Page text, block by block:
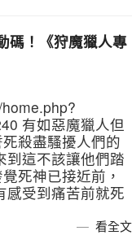
碼！《狩魔獵人專
有如惡魔獵人但
殺盡騷擾人們的
到這不該讓他們踏
死神已接近前，
感受到痛苦前就死
看全文